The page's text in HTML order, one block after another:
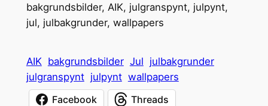
bakgrundsbilder, AIK, julgranspynt, julpynt,
jul, julbakgrunder, wallpapers
AIK bakgrundsbilder Jul julbakgrunder
julgranspynt julpynt wallpapers
Facebook
Threads